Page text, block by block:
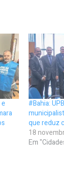
#Bahia:
que reduz
18
Em